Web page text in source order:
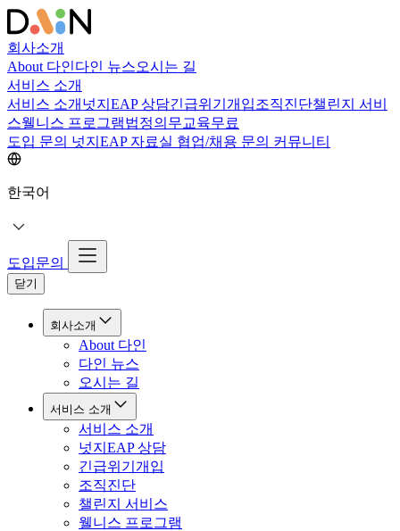
회사소개
About 다인다인 뉴스오시는 길
서비스 소개
서비스 소개 넛지EAP 상담긴급위기개입조직진단챌린지 서비
스웰니스 프로그램법정의무교육무료
도입 문의 넛지EAP 자료실 협업/채용 문의 커뮤니티
한국어
도입문의
닫기
회사소개
About 다인
다인 뉴스
오시는 길
서비스 소개
서비스 소개
넛지EAP 상담
긴급위기개입
조직진단
챌린지 서비스
웰니스 프로그램